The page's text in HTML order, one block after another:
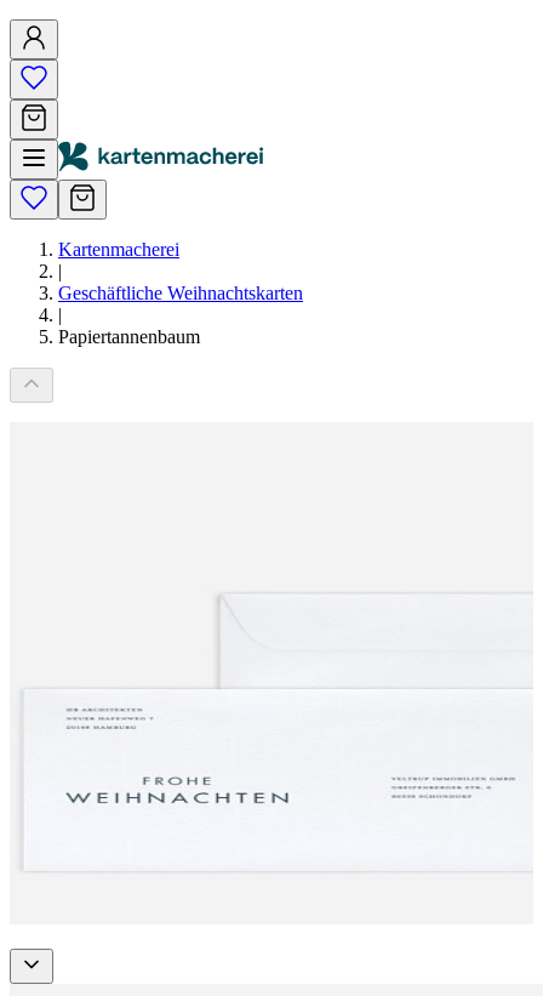
Kartenmacherei
|
Geschäftliche Weihnachtskarten
|
Papiertannenbaum